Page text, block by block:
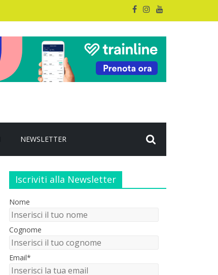
NEWSLETTER
Iscriviti alla Newsletter
Nome
Cognome
Email*